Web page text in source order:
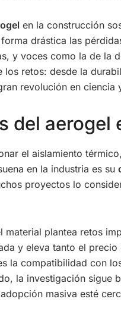
en la construcción
drástica las
y voces como la de
retos: desde la
revolución en ciencia
del aerogel
el aislamiento
en la industria es su
proyectos lo
material plantea retos
y eleva tanto el
la compatibilidad con
la investigación
masiva esté